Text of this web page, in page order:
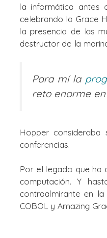
la informática antes
celebrando la Grace
la presencia de las
destructor de la
Para mí la
reto enorme
Hopper
conferencias.
Por el legado que ha
computación. Y
contraalmirante en
COBOL y Amazing